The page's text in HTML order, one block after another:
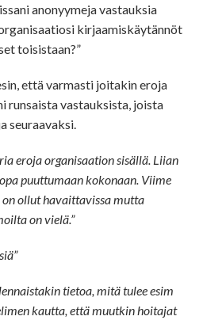
anonyymeja vastauksia
kirjaamiskäytännöt
toisistaan?”
että varmasti joitakin eroja
runsaista vastauksista, joista
seuraavaksi.
eroja organisaation sisällä. Liian
puuttumaan kokonaan. Viime
ollut havaittavissa mutta
on vielä.”
tietoa, mitä tulee esim
kautta, että muutkin hoitajat